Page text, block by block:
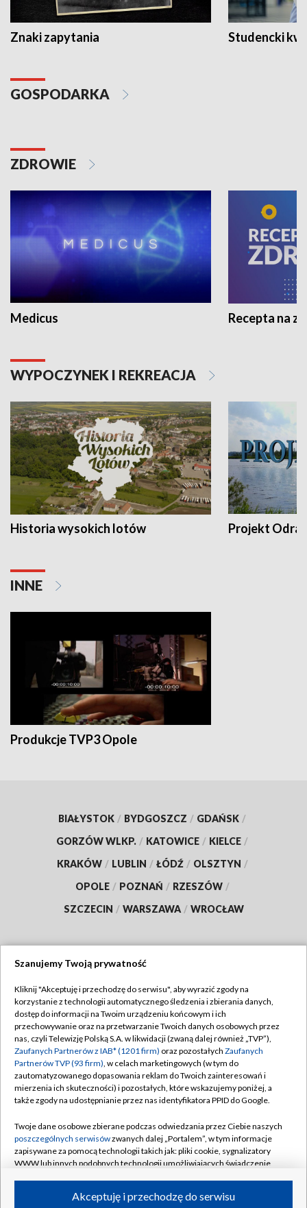
Znaki zapytania Studencki
GOSPODARKA
ZDROWIE
Medicus Recepta na
WYPOCZYNEK I REKREACJA
Historia wysokich lotów Projekt Odra
INNE
Produkcje TVP3 Opole
BIAŁYSTOK / BYDGOSZCZ / GDAŃSK /
GORZÓW WLKP. / KATOWICE / KIELCE /
KRAKÓW / LUBLIN / ŁÓDŹ / OLSZTYN /
OPOLE / POZNAŃ / RZESZÓW /
SZCZECIN / WARSZAWA / WROCŁAW
TVP
Abonament TVP
Emisja w TVP
Centrum informacji TVP
Naziemna Telewizja Cyfrowa
Rada Programowa
System NOS
Informacje o nadawcy
Program dla prasy
Regulamin TVP
Polityka prywatności
Moje zgody
Pomoc
Kontakt
Kanały
Szanujemy Twoją prywatność
Kliknij "Akceptuję i przechodzę do serwisu", aby wyrazić zgody na
korzystanie z technologii automatycznego śledzenia i zbierania danych,
dostęp do informacji na Twoim urządzeniu końcowym i ich
przechowywanie oraz na przetwarzanie Twoich danych osobowych przez
nas, czyli Telewizję Polską S.A. w likwidacji (zwaną dalej również „TVP”),
Zaufanych Partnerów z IAB* (1201 firm) oraz pozostałych Zaufanych
Partnerów TVP (93 firm), w celach marketingowych (w tym do
zautomatyzowanego dopasowania reklam do Twoich zainteresowań i
mierzenia ich skuteczności) i pozostałych, które wskazujemy poniżej, a
także zgody na udostępnianie przez nas identyfikatora PPID do Google.
Twoje dane osobowe zbierane podczas odwiedzania przez Ciebie naszych
poszczególnych serwisówzwanych dalej „Portalem”, w tym informacje
zapisywane za pomocą technologii takich jak: pliki cookie, sygnalizatory
WWW lub innych podobnych technologii umożliwiających świadczenie
ruchu w Internecie.Akceptuję i przechodzę do serwisu